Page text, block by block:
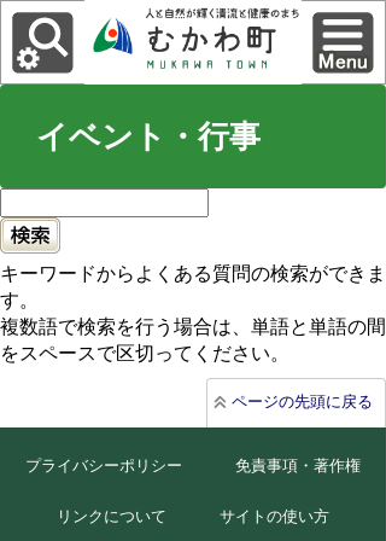
イベント・行事
キーワードからよくある質問の検索ができま
す。
複数語で検索を行う場合は、単語と単語の間
をスペースで区切ってください。
ページの先頭に戻る
プライバシーポリシー 免責事項・著作権
リンクについて サイトの使い方